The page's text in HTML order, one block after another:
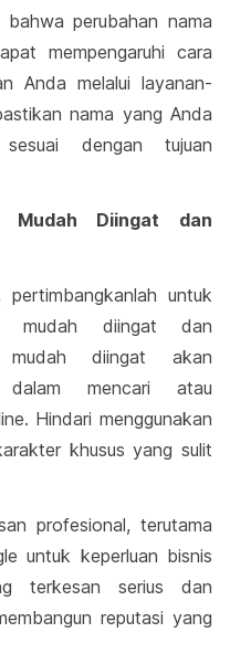
perubahan nama
mempengaruhi cara
Anda melalui layanan-
nama yang Anda
dengan tujuan
Mudah Diingat dan
untuk
mudah diingat dan
diingat akan
mencari atau
Hindari menggunakan
khusus yang sulit
profesional, terutama
untuk keperluan bisnis
terkesan serius dan
reputasi yang